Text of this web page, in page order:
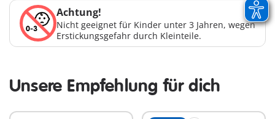
Achtung!
Nicht geeignet für Kinder unter 3 Jahren, wegen
Erstickungsgefahr durch Kleinteile.
Unsere Empfehlung für dich